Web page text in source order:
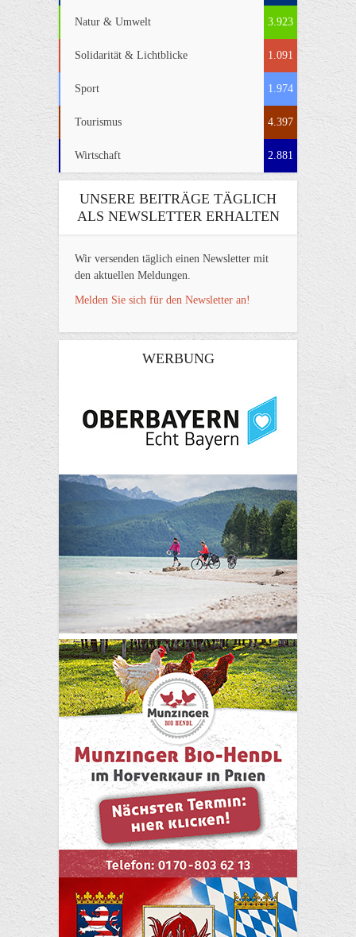
Natur & Umwelt 3.923
Solidarität & Lichtblicke 1.091
Sport 1.974
Tourismus 4.397
Wirtschaft 2.881
UNSERE BEITRÄGE TÄGLICH
ALS NEWSLETTER ERHALTEN
Wir versenden täglich einen Newsletter mit
den aktuellen Meldungen.
Melden Sie sich für den Newsletter an!
WERBUNG